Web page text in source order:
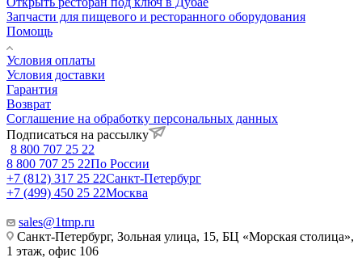
Запчасти для пищевого и ресторанного оборудования
Помощь
Условия оплаты
Условия доставки
Гарантия
Возврат
Соглашение на обработку персональных данных
Подписаться на рассылку
8 800 707 25 22
8 800 707 25 22По России
+7 (812) 317 25 22Санкт-Петербург
+7 (499) 450 25 22Москва
sales@1tmp.ru
Санкт-Петербург, Зольная улица, 15, БЦ «Морская столица»,
1 этаж, офис 106